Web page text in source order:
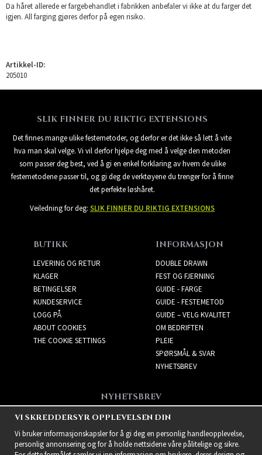
Da håret allerede er fargebehandlet i fabrikken anbefaler vi ikke at du farger det
igjen. All farging gjøres derfor på egen risiko.
Artikkel-ID:
205010
SLIK FINNER DU RIKTIG EXTENSIONS
Det finnes mange ulike festemetoder, og derfor er det ikke så lett å vite
hva man skal velge. Vi vil derfor hjelpe deg med å velge den metoden
som passer deg best, ved å gi en enkel forklaring av hvem de ulike
festemetodene passer til, og gi deg de verktøyene du trenger for å finne
det perfekte løshåret.
Veiledning for deg: SLIK FINNER DU RIKTIG EXTENSIONS
BUTIKK
LEVERING OG RETUR
KLAGER
BETINGELSER
KUNDESERVICE
LOGG PÅ
ABOUT COOKIES
THE COOKIE SETTINGS
INFORMASJON
DOUBLE DRAWN
FEST OG FJERNING
GUIDE - FARGE
GUIDE - FESTEMETOD
GUIDE – VELG KVALITET
OM BEDRIFTEN
PLEIE
SPØRSMÅL & SVAR
NYHETSBREV
NYHETSBREV
Få de beste tilbudene og
spennende nye produkter!
VI SKREDDERSYR OPPLEVELSEN DIN
Vi bruker informasjonskapsler for å gi deg en personlig handleopplevelse,
personlig annonsering og for å holde nettsidene våre pålitelige og sikre.